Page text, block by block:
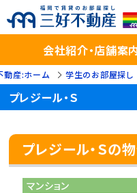
会社紹介・店舗案内
動産:ホーム 学生のお部屋探し
プレジール・Ｓ
プレジール・Ｓの
マンション